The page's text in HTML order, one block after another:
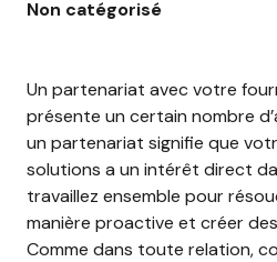
Non catégorisé
Un partenariat avec votre
présente un certain nombre
un partenariat signifie que
solutions a un intérêt direct
travaillez ensemble pour
manière proactive et créer
Comme dans toute relation,